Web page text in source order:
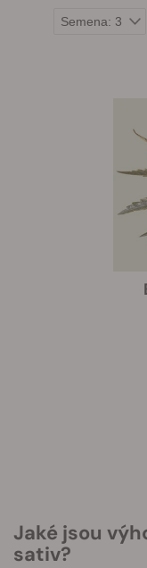
Jaké jsou
sativ?